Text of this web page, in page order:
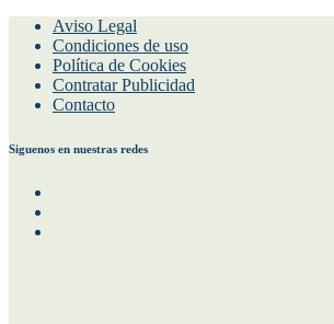
Aviso Legal
Condiciones de uso
Política de Cookies
Contratar Publicidad
Contacto
Siguenos en nuestras redes